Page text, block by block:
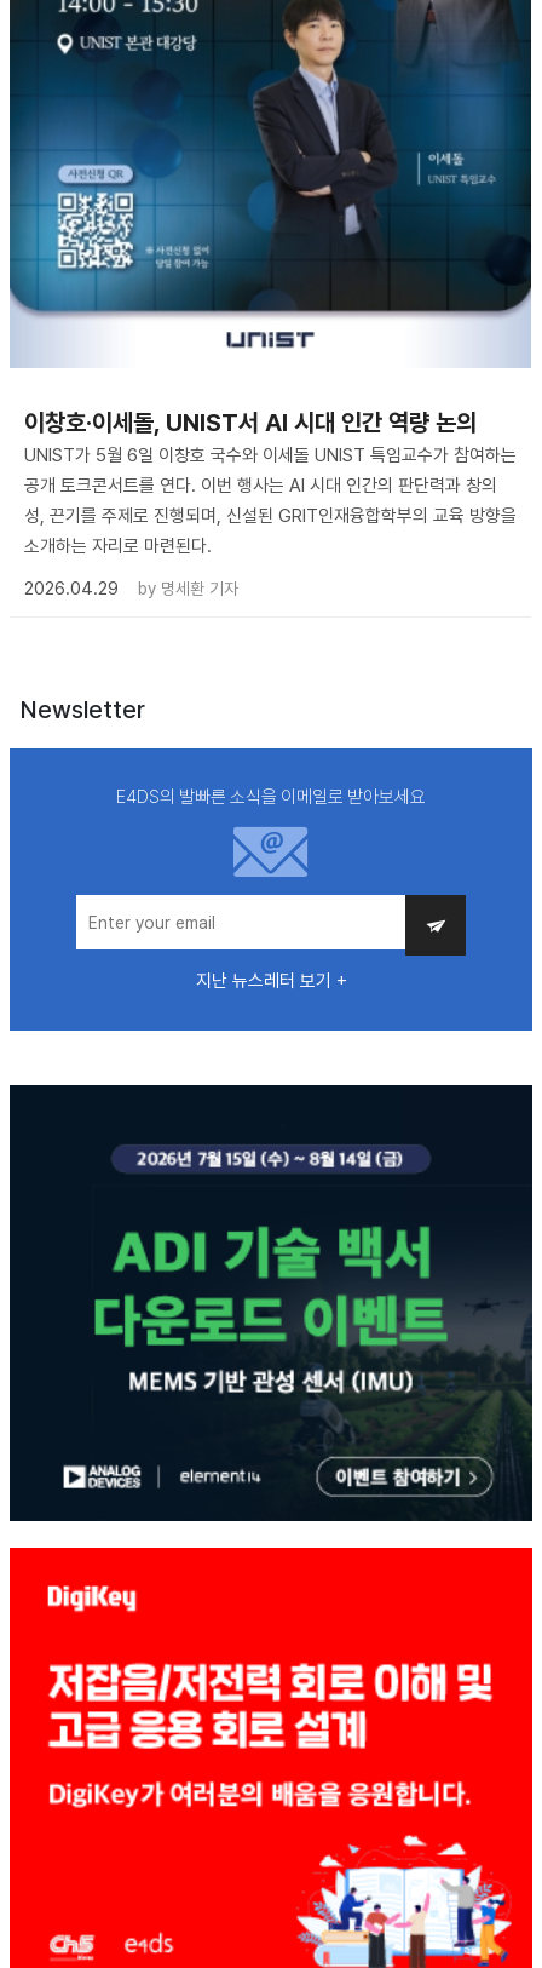
이창호·이세돌, UNIST서 AI 시대 인간 역량 논의
UNIST가 5월 6일 이창호 국수와 이세돌 UNIST 특임교수가 참여하는
공개 토크콘서트를 연다. 이번 행사는 AI 시대 인간의 판단력과 창의
성, 끈기를 주제로 진행되며, 신설된 GRIT인재융합학부의 교육 방향을
소개하는 자리로 마련된다.
2026.04.29
by 명세환 기자
Newsletter
E4DS의 발빠른 소식을 이메일로 받아보세요
지난 뉴스레터 보기 +